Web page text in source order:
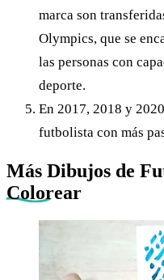
marca son
Olympics, que se
las personas con
deporte.
En 2017, 2018 y
futbolista con más
Más Dibujos de
Colorear